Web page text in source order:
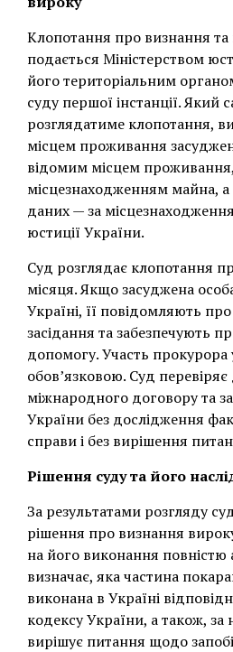
Клопотання про визнання
подається Міністерством
його територіальним
суду першої інстанції. Який
розглядатиме клопотання,
місцем проживання
відомим місцем проживання,
місцезнаходженням майна, а
даних — за
юстиції України.
Суд розглядає клопотання
місяця. Якщо засуджена
Україні, її повідомляють
засідання та забезпечують
допомогу. Участь прокурора
обов’язковою. Суд
міжнародного договору та
України без дослідження
справи і без вирішення
Рішення суду та його
За результатами розгляду
рішення про визнання
на його виконання повністю
визначає, яка частина
виконана в Україні
кодексу України, а також, за
вирішує питання щодо